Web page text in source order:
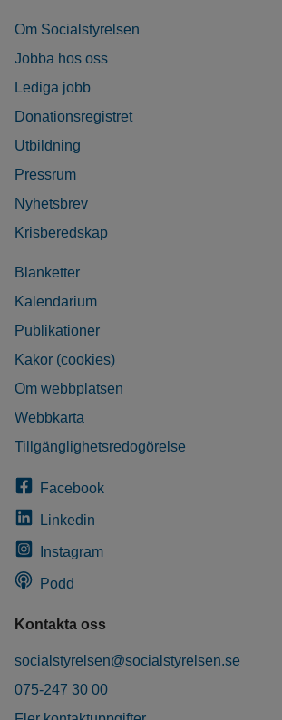
Om Socialstyrelsen
Jobba hos oss
Lediga jobb
Donationsregistret
Utbildning
Pressrum
Nyhetsbrev
Krisberedskap
Blanketter
Kalendarium
Publikationer
Kakor (cookies)
Om webbplatsen
Webbkarta
Tillgänglighetsredogörelse
Facebook
Linkedin
Instagram
Podd
Kontakta oss
socialstyrelsen@socialstyrelsen.se
075-247 30 00